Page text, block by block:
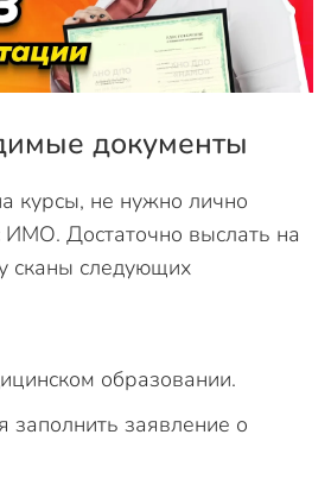
документы
курсы, не нужно лично
Достаточно выслать на
сканы следующих
образовании.
заполнить заявление о